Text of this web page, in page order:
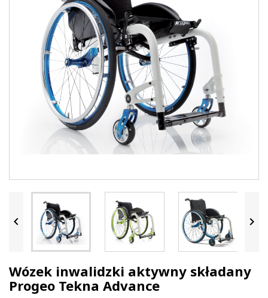
 
Wózek inwalidzki aktywny składany
Progeo Tekna Advance